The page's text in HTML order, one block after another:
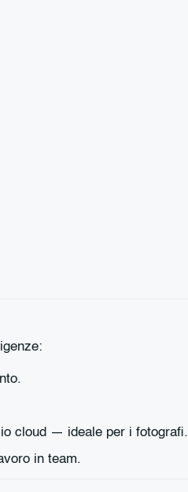
cloud — ideale per i fotografi.
in team.